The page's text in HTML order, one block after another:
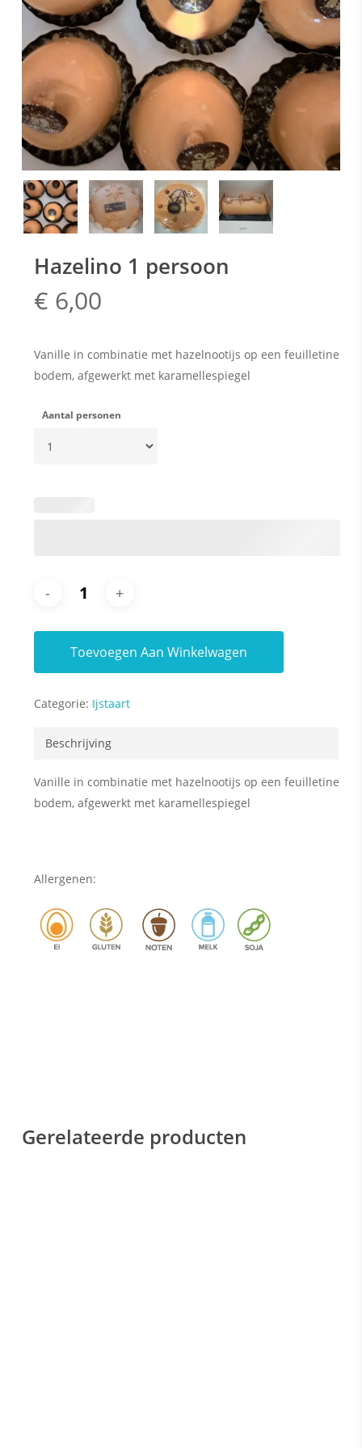
Hazelino 1 persoon
€ 6,00
Vanille in combinatie met hazelnootijs op een feuilletine
bodem, afgewerkt met karamellespiegel
Aantal personen
Toevoegen Aan Winkelwagen
Categorie: Ijstaart
Beschrijving
Vanille in combinatie met hazelnootijs op een feuilletine
bodem, afgewerkt met karamellespiegel
Allergenen:
Gerelateerde producten